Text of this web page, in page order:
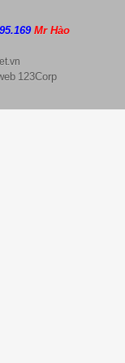
Mr Hào
123Corp